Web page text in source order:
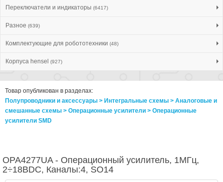
Переключатели и индикаторы (6417)
Разное (639)
Комплектующие для робототехники (48)
Корпуса hensel (927)
Товар опубликован в разделах:
Полупроводники и аксессуары > Интегральные схемы > Аналоговые и
смешанные схемы > Операционные усилители > Операционные
усилители SMD
OPA4277UA - Операционный усилитель, 1МГц,
2÷18ВDC, Каналы:4, SO14